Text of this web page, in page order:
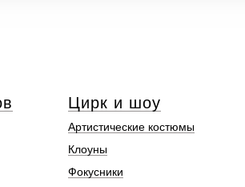
Артистические костюмы
Клоуны
Фокусники
Цирк и шоу